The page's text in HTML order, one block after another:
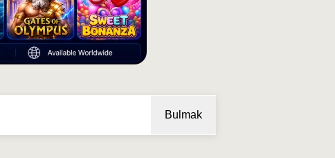
Bulmak